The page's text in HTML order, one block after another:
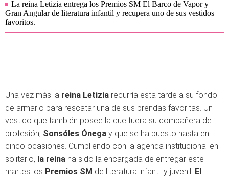
La reina Letizia entrega los Premios SM El Barco de Vapor y
Gran Angular de literatura infantil y recupera uno de sus vestidos
favoritos.
Una vez más la reina Letizia recurría esta tarde a su fondo
de armario para rescatar una de sus prendas favoritas. Un
vestido que también posee la que fuera su compañera de
profesión, Sonsóles Ónega y que se ha puesto hasta en
cinco ocasiones. Cumpliendo con la agenda institucional en
solitario, la reina ha sido la encargada de entregar este
martes los Premios SM de literatura infantil y juvenil: El